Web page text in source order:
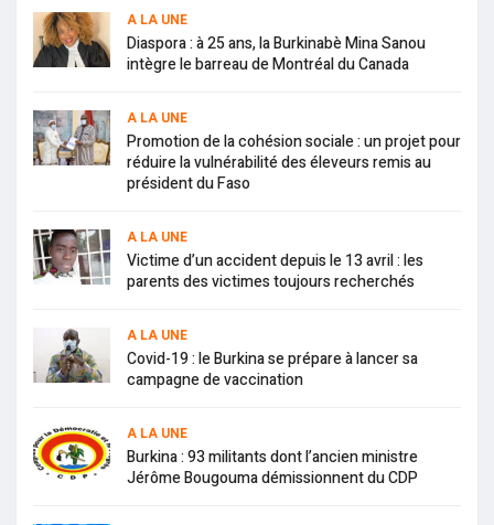
A LA UNE
Diaspora : à 25 ans, la Burkinabè Mina Sanou
intègre le barreau de Montréal du Canada
A LA UNE
Promotion de la cohésion sociale : un projet pour
réduire la vulnérabilité des éleveurs remis au
président du Faso
A LA UNE
Victime d’un accident depuis le 13 avril : les
parents des victimes toujours recherchés
A LA UNE
Covid-19 : le Burkina se prépare à lancer sa
campagne de vaccination
A LA UNE
Burkina : 93 militants dont l’ancien ministre
Jérôme Bougouma démissionnent du CDP